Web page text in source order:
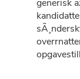
generisk